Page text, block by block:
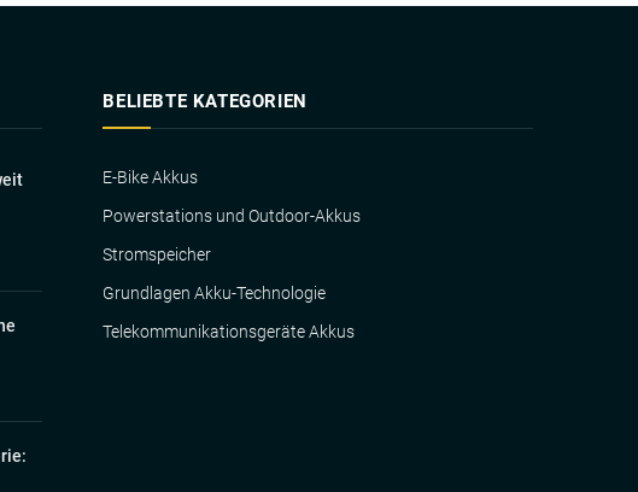
BELIEBTE KATEGORIEN
E-Bike Akkus
Powerstations und Outdoor-Akkus
Stromspeicher
Grundlagen Akku-Technologie
Telekommunikationsgeräte Akkus